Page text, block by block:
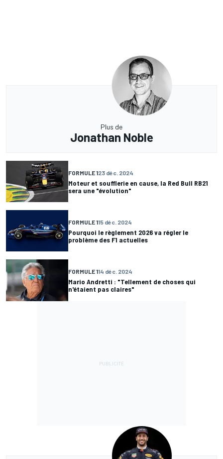
Plus de
Jonathan Noble
FORMULE 123 déc. 2024
Moteur et soufflerie en cause, la Red Bull RB21
sera une "évolution"
FORMULE 115 déc. 2024
Pourquoi le règlement 2026 va régler le
problème des F1 actuelles
FORMULE 114 déc. 2024
Mario Andretti : "Tellement de choses qui
n'étaient pas claires"